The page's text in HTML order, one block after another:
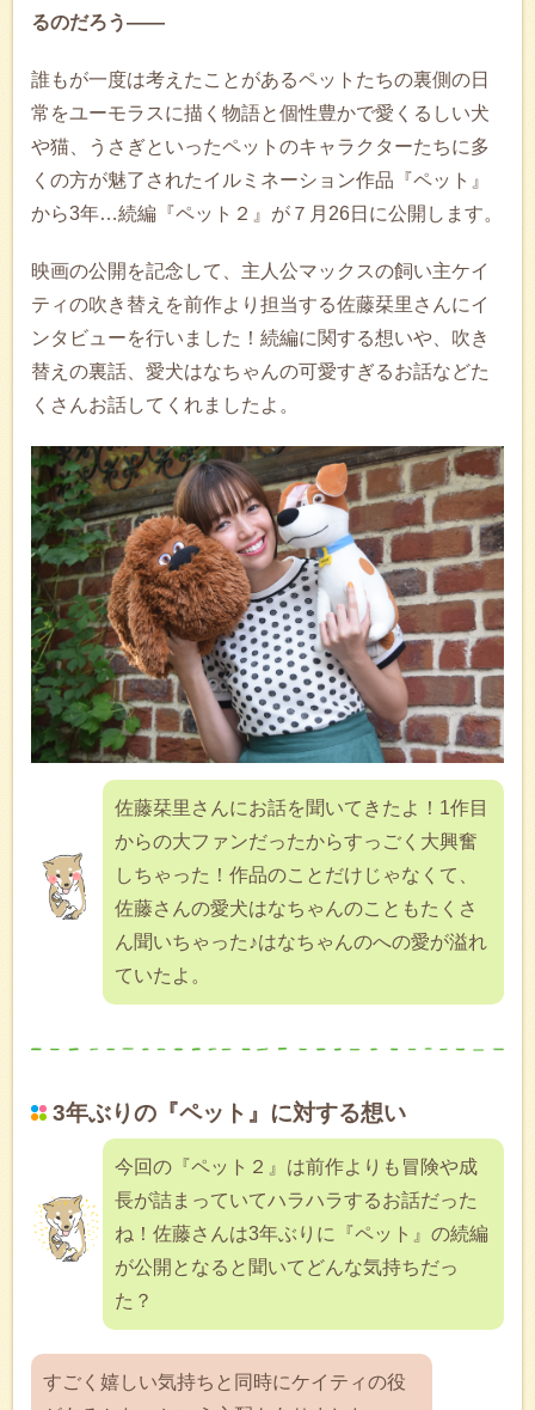
るのだろう――
誰もが一度は考えたことがあるペットたちの裏側の日
常をユーモラスに描く物語と個性豊かで愛くるしい犬
や猫、うさぎといったペットのキャラクターたちに多
くの方が魅了されたイルミネーション作品『ペット』
から3年…続編『ペット２』が７月26日に公開します。
映画の公開を記念して、主人公マックスの飼い主ケイ
ティの吹き替えを前作より担当する佐藤栞里さんにイ
ンタビューを行いました！続編に関する想いや、吹き
替えの裏話、愛犬はなちゃんの可愛すぎるお話などた
くさんお話してくれましたよ。
佐藤栞里さんにお話を聞いてきたよ！1作目
からの大ファンだったからすっごく大興奮
しちゃった！作品のことだけじゃなくて、
佐藤さんの愛犬はなちゃんのこともたくさ
ん聞いちゃった♪はなちゃんのへの愛が溢れ
ていたよ。
3年ぶりの『ペット』に対する想い
今回の『ペット２』は前作よりも冒険や成
長が詰まっていてハラハラするお話だった
ね！佐藤さんは3年ぶりに『ペット』の続編
が公開となると聞いてどんな気持ちだっ
た？
すごく嬉しい気持ちと同時にケイティの役